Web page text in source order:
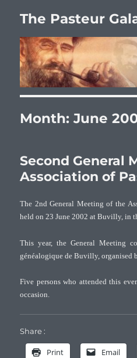
The Pasteur
Month:June
Second General
Association of
The 2nd General Meeting of the
held on 23 June 2002 at Buvilly, in
This year, the General Meeting
généalogique de Buvilly, organised
Five persons who attended this
occasion.
Share :
Print Email